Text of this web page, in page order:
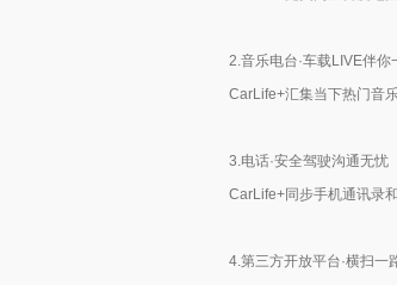
2.音乐电台·车载LIVE伴你
CarLife+汇集当下热门音
3.电话·安全驾驶沟通无忧
CarLife+同步手机通讯录
4.第三方开放平台·横扫一